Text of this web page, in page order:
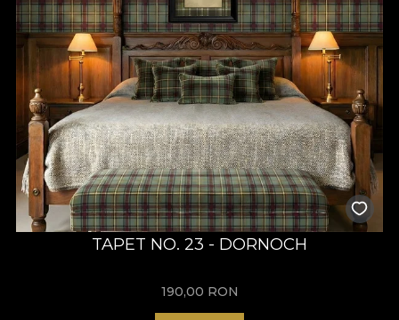
TAPET NO. 23 - DORNOCH
190,00 RON